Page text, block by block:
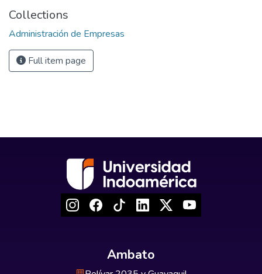
Collections
Administración de Empresas
Full item page
Ambato